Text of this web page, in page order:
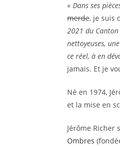
« Dans ses
merde, je suis
2021 du Canton
nettoyeuses,
ce réel, à en
jamais. Et je
Né en 1974,
et la mise en
Jérôme
Ombres